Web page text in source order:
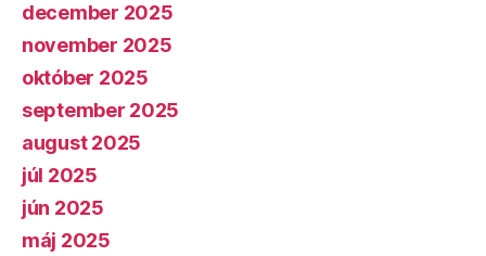
december 2025
november 2025
október 2025
september 2025
august 2025
júl 2025
jún 2025
máj 2025